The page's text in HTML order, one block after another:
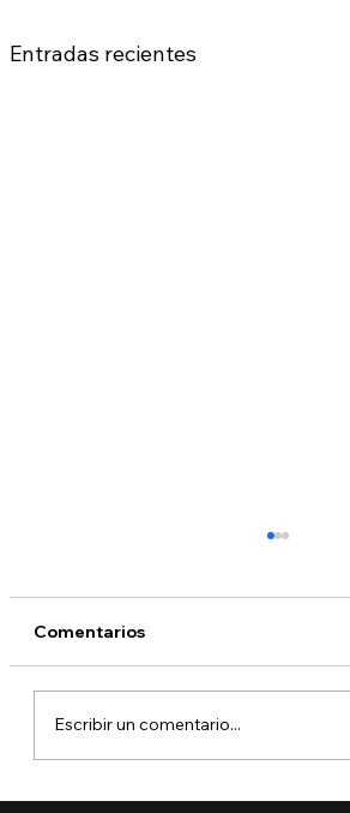
Entradas recientes
Comentarios
Escribir un comentario...